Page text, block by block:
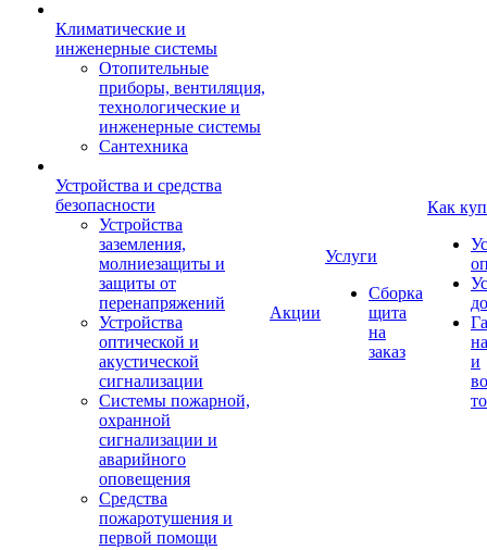
Климатические и
инженерные системы
Отопительные
приборы, вентиляция,
технологические и
инженерные системы
Сантехника
Устройства и средства
безопасности
Устройства
заземления,
молниезащиты и
защиты от
перенапряжений
Устройства
оптической и
акустической
сигнализации
Системы пожарной,
охранной
сигнализации и
аварийного
оповещения
Средства
пожаротушения и
первой помощи
Акции
Услуги
Сборка
щита
на
заказ
Как
и